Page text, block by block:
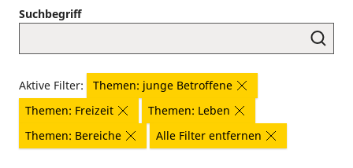
Suchbegriff
Aktive Filter:
Themen: junge Betroffene
Themen: Freizeit
Themen: Leben
Themen: Bereiche
Alle Filter entfernen